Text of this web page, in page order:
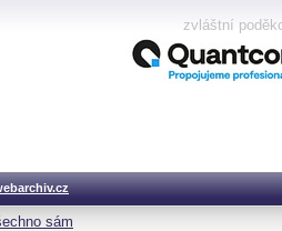
zvláštní
sám